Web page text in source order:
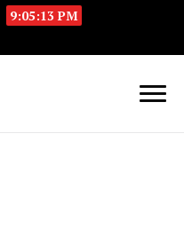
9:05:14 PM